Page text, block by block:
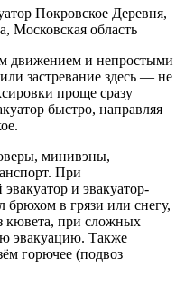
Покровское Деревня,
Московская область
движением и непростыми
застревание здесь — не
проще сразу
быстро, направляя
минивэны,
При
и эвакуатор-
брюхом в грязи или снегу,
кювета, при сложных
эвакуацию. Также
горючее (подвоз